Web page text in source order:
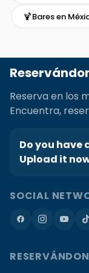
🍹Bares en
Reserva en los
Encuentra,
Do you have
Upload it
SOCIAL